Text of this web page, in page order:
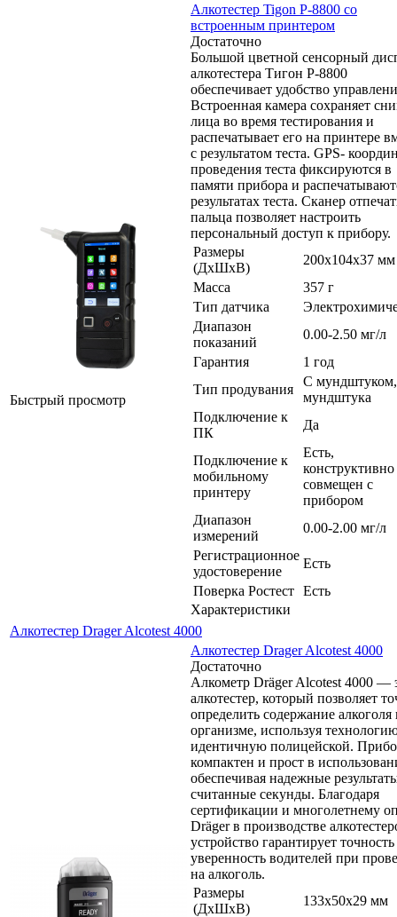
Быстрый просмотр
Алкотестер Tigon P-8800 со
встроенным принтером
Достаточно
Большой цветной сенсорный
алкотестера Тигон P-8800
обеспечивает удобство
Встроенная камера сохраняет
лица во время тестирования и
распечатывает его на принтере
с результатом теста. GPS-
проведения теста фиксируются в
памяти прибора и
результатах теста. Сканер
пальца позволяет настроить
персональный доступ к прибору.
Размеры
(ДхШхВ)
200х104х37 мм
Масса
357 г
Тип датчика
Диапазон
показаний
0.00-2.50 мг/л
Гарантия
1 год
Тип продувания
С мундштуком,
мундштука
Подключение к
ПК
Да
Подключение к
мобильному
принтеру
Есть,
конструктивно
совмещен с
прибором
Диапазон
измерений
0.00-2.00 мг/л
Регистрационное
удостоверение
Есть
Поверка Ростест Есть
Характеристики
Алкотестер Drager Alcotest 4000
Алкотестер Drager Alcotest 4000
Достаточно
Алкометр Dräger Alcotest 4000 —
алкотестер, который позволяет
определить содержание алкоголя
организме, используя
идентичную полицейской.
компактен и прост в
обеспечивая надежные
считанные секунды. Благодаря
сертификации и многолетнему
Dräger в производстве
устройство гарантирует
уверенность водителей при
на алкоголь.
Размеры
(ДхШхВ)
133х50х29 мм